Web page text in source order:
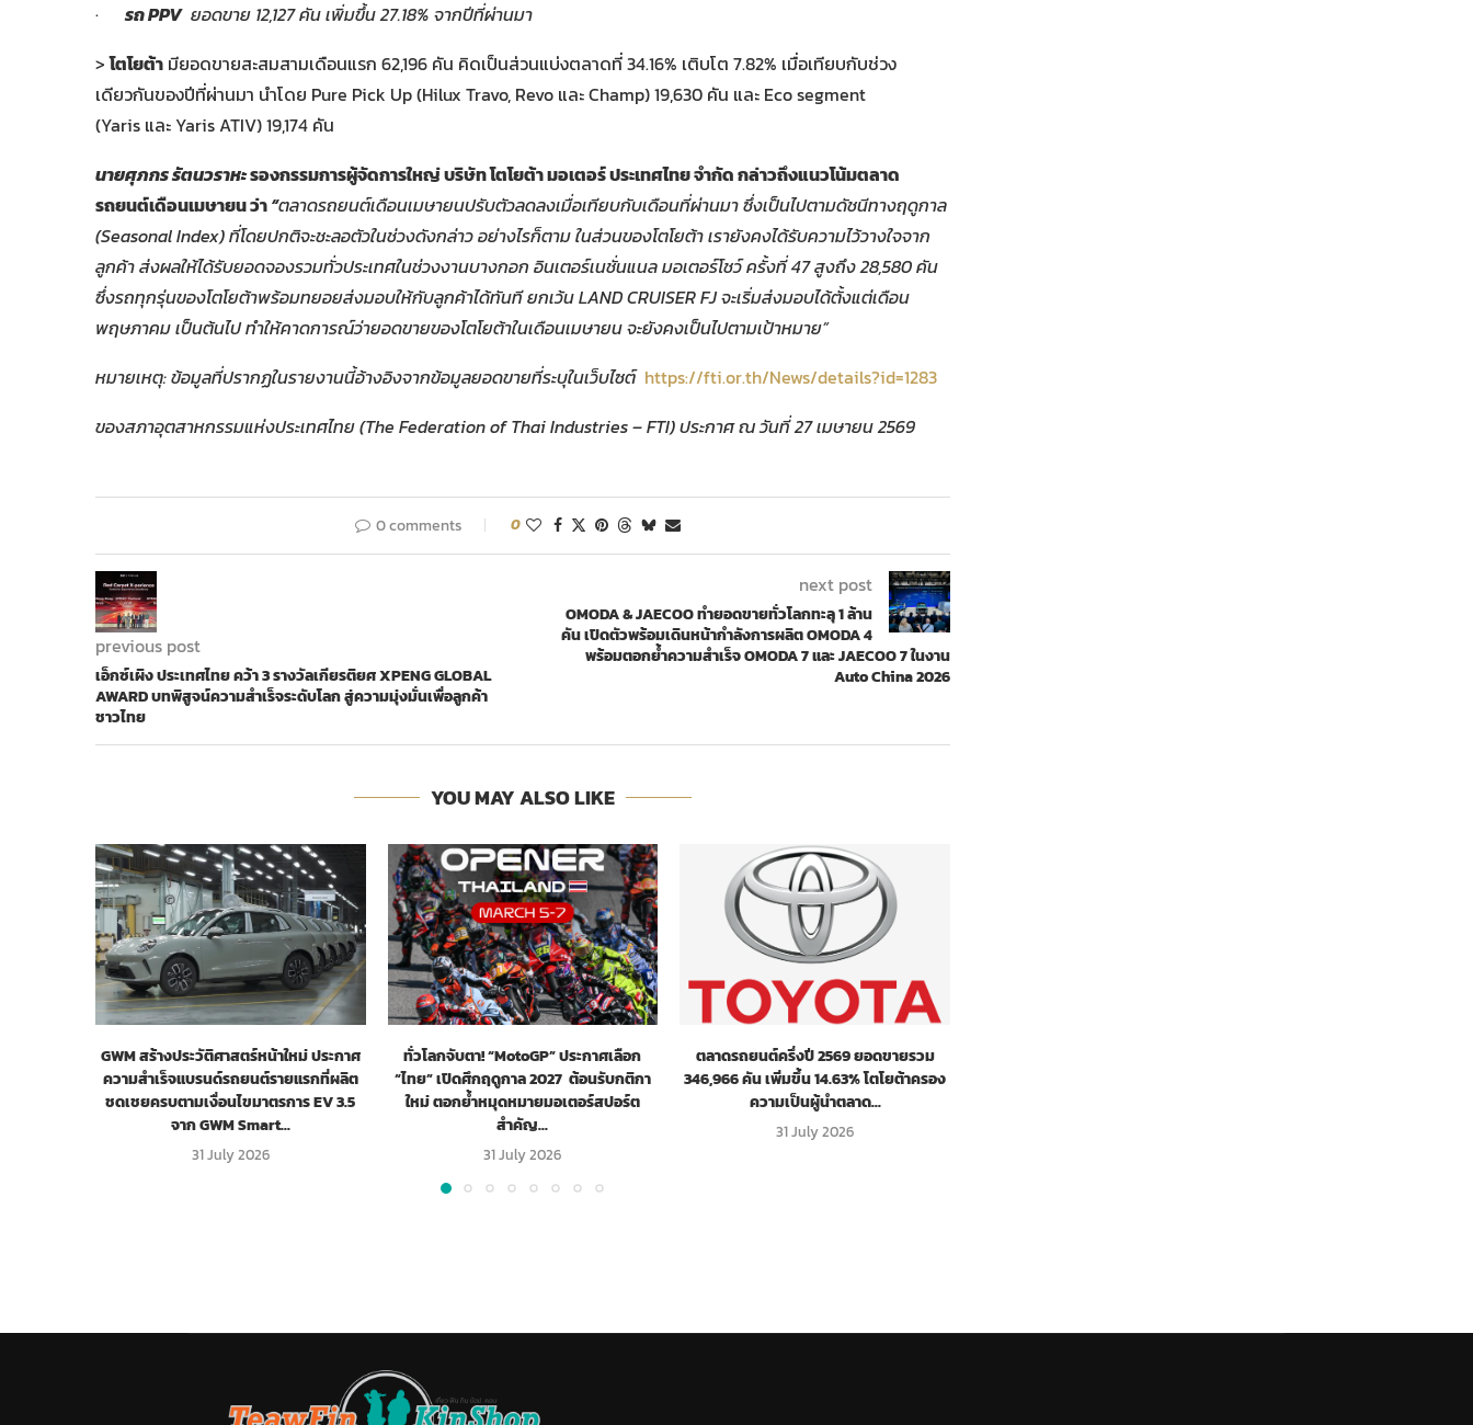
·รถPPV ยอดขาย 12,127คัน เพิ่มขึ้น27.18% จากปีที่ผ่านมา
>โตโยต้า มียอดขายสะสมสามเดือนแรก 62,196 คัน คิดเป็นส่วนแบ่งตลาดที่ 34.16% เติบโต 7.82% เมื่อเทียบกับช่วง
เดียวกันของปีที่ผ่านมา นำโดย Pure Pick Up (Hilux Travo, Revo และ Champ) 19,630 คัน และ Eco segment
(Yaris และ Yaris ATIV) 19,174 คัน
นายศุภกร รัตนวราหะรองกรรมการผู้จัดการใหญ่ บริษัท โตโยต้า มอเตอร์ ประเทศไทย จำกัด กล่าวถึงแนวโน้มตลาด
รถยนต์เดือนเมษายนว่า“ตลาดรถยนต์เดือนเมษายนปรับตัวลดลงเมื่อเทียบกับเดือนที่ผ่านมา ซึ่งเป็นไปตามดัชนีทางฤดูกาล
(Seasonal Index)ที่โดยปกติจะชะลอตัวในช่วงดังกล่าวอย่างไรก็ตาม ในส่วนของโตโยต้า เรายังคงได้รับความไว้วางใจจาก
ลูกค้า ส่งผลให้ได้รับยอดจองรวมทั่วประเทศในช่วงงานบางกอก อินเตอร์เนชั่นแนล มอเตอร์โชว์ ครั้งที่47สูงถึง28,580คัน
ซึ่งรถทุกรุ่นของโตโยต้าพร้อมทยอยส่งมอบให้กับลูกค้าได้ทันที ยกเว้นLAND CRUISER FJจะเริ่มส่งมอบได้ตั้งแต่เดือน
พฤษภาคม เป็นต้นไป ทำให้คาดการณ์ว่ายอดขายของโตโยต้าในเดือนเมษายน จะยังคงเป็นไปตามเป้าหมาย”
หมายเหตุ:ข้อมูลที่ปรากฏในรายงานนี้อ้างอิงจากข้อมูลยอดขายที่ระบุในเว็บไซต์ https://fti.or.th/News/details?id=1283
ของสภาอุตสาหกรรมแห่งประเทศไทย (The Federation of Thai Industries – FTI) ประกาศ ณ วันที่ 27 เมษายน 2569
0 comments 0
previous post
​เอ็กซ์เผิง ประเทศไทย คว้า 3 รางวัลเกียรติยศ XPENG GLOBAL
AWARD บทพิสูจน์ความสำเร็จระดับโลก สู่ความมุ่งมั่นเพื่อลูกค้า
ชาวไทย
next post
OMODA & JAECOO ทำยอดขายทั่วโลกทะลุ 1 ล้าน
คัน เปิดตัวพร้อมเดินหน้ากำลังการผลิต OMODA 4
พร้อมตอกย้ำความสำเร็จ OMODA 7 และ JAECOO 7 ในงาน
Auto China 2026
YOU MAY ALSO LIKE
GWM สร้างประวัติศาสตร์หน้าใหม่ ประกาศ
ความสำเร็จแบรนด์รถยนต์รายแรกที่ผลิต
ชดเชยครบตามเงื่อนไขมาตรการ EV 3.5
จาก GWM Smart...
31 July 2026
ทั่วโลกจับตา! “MotoGP” ประกาศเลือก
“ไทย” เปิดศึกฤดูกาล 2027 ต้อนรับกติกา
ใหม่ ตอกย้ำหมุดหมายมอเตอร์สปอร์ต
สำคัญ...
31 July 2026
ตลาดรถยนต์ครึ่งปี 2569 ยอดขายรวม
346,966 คัน เพิ่มขึ้น 14.63% โตโยต้าครอง
ความเป็นผู้นำตลาด...
31 July 2026